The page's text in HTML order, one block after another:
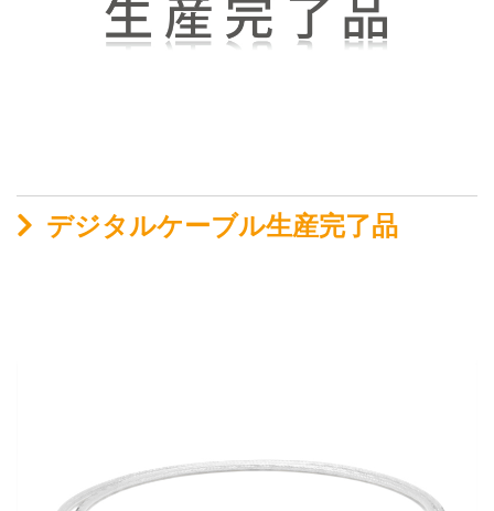
デジタルケーブル生産完了品